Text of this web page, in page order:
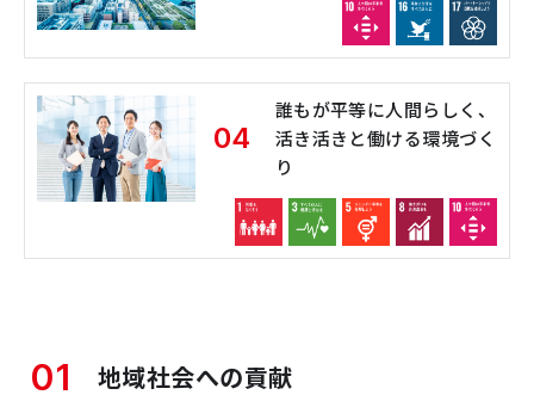
04
誰もが平等に人間らしく、
活き活きと働ける環境づく
り
01 地域社会への貢献